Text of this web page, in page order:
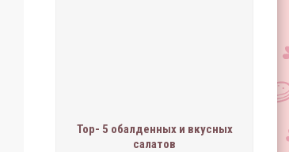
Тор- 5 обалденных и вкусных
салатов